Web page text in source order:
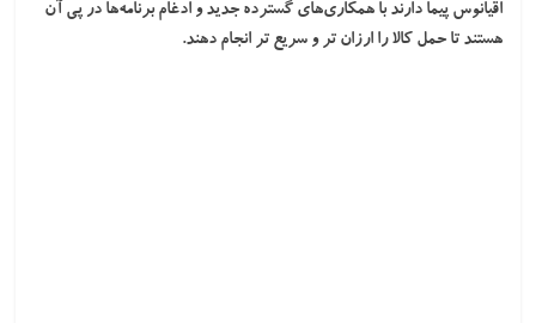
اقیانوس‌ پیما دارند با همکاری‌های گسترده جدید و ادغام برنامه‌ها در پی آن
هستند تا حمل کالا را ارزان تر و سریع ‌تر انجام دهند.